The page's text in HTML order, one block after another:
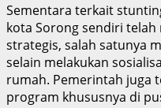
Sementara terkait
kota Sorong sendiri
strategis, salah satunya
selain melakukan
rumah. Pemerintah juga
program khususnya di